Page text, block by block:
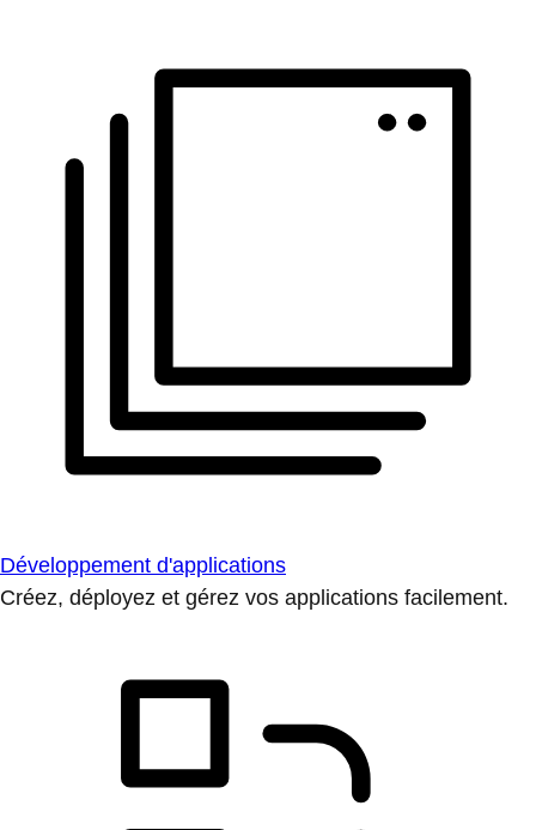
Développement d'applications
Créez, déployez et gérez vos applications facilement.